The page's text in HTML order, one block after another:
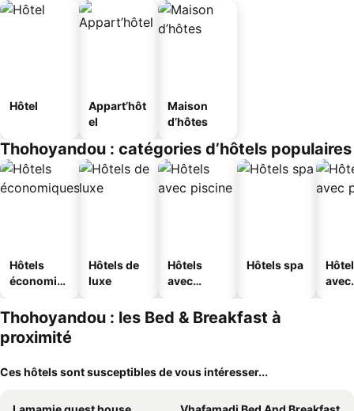
Hôtel
Appart’hôt
el
Maison
d’hôtes
Thohoyandou : catégories d’hôtels populaires
Hôtels
économiq
Hôtels de
luxe
Hôtels
avec
Hôtels spa
avec
Thohoyandou : les Bed & Breakfast à
proximité
Ces hôtels sont susceptibles de vous intéresser...